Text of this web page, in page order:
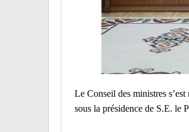
Le Conseil des ministres
sous la présidence de S.E. le